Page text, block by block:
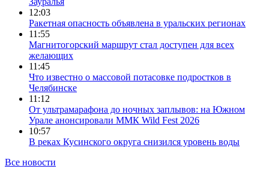
12:03
Ракетная опасность объявлена в уральских регионах
11:55
Магнитогорский маршрут стал доступен для всех
желающих
11:45
Что известно о массовой потасовке подростков в
Челябинске
11:12
От ультрамарафона до ночных заплывов: на Южном
Урале анонсировали ММК Wild Fest 2026
10:57
В реках Кусинского округа снизился уровень воды
Все новости